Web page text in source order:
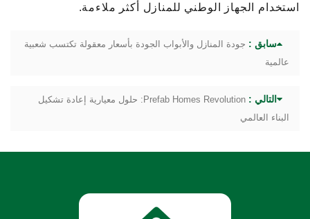
استخدام الجهاز الوطني للمنازل أكثر ملاءمة.
سابق : جودة المنازل والأبواب الجودة بأسعار معقولة تكتسب شعبية
عالمية
التالي :
Prefab Homes Revolution: حلول معيارية إعادة تشكيل
البناء العالمي